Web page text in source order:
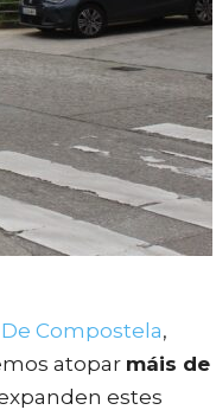
Compostela,
atopar máis de
expanden estes